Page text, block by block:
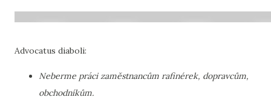
Advocatus diaboli:
Neberme práci zaměstnancům rafinérek, dopravcům,
obchodníkům.